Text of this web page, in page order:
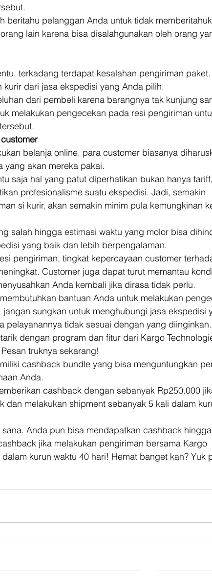
beritahu pelanggan Anda untuk tidak
lain karena bisa disalahgunakan oleh orang
terkadang terdapat kesalahan pengiriman
kurir dari jasa ekspedisi yang Anda pilih.
dari pembeli karena barangnya tak kunjung
melakukan pengecekan pada resi pengiriman
belanja online, para customer biasanya
yang akan mereka pakai.
saja hal yang patut diperhatikan bukan hanya
profesionalisme suatu ekspedisi. Jadi, semakin
si kurir, akan semakin minim pula kemungkinan
salah hingga estimasi waktu yang molor bisa
yang baik dan lebih berpengalaman.
pengiriman, tingkat kepercayaan customer
Customer juga dapat turut memantau
Anda kembali jika dirasa tidak perlu.
bantuan Anda untuk melakukan
sungkan untuk menghubungi jasa ekspedisi
pelayanannya tidak sesuai dengan yang diinginkan.
dengan program dan fitur dari Kargo
truknya sekarang!
cashback bundle yang bisa menguntungkan
Anda.
cashback dengan sebanyak Rp250.000
dan melakukan shipment sebanyak 5 kali dalam
Anda pun bisa mendapatkan cashback hingga
jika melakukan pengiriman bersama Kargo
kurun waktu 40 hari! Hemat banget kan? Yuk